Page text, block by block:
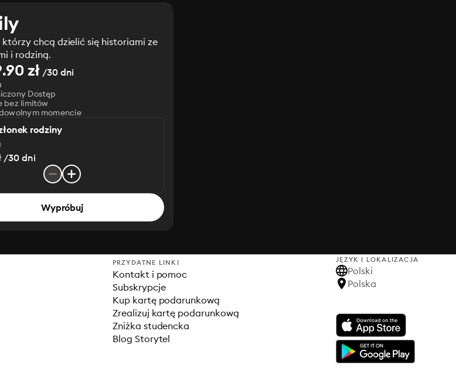
chcą dzielić się historiami ze
i rodziną.
zł /30 dni
Dostęp
bez limitów
momencie
rodziny
/30 dni
Wypróbuj
PRZYDATNE LINKI
Kontakt i pomoc
Subskrypcje
Kup kartę podarunkową
Zrealizuj kartę podarunkową
Zniżka studencka
Blog Storytel
JĘZYK I LOKALIZACJA
Polski
Polska